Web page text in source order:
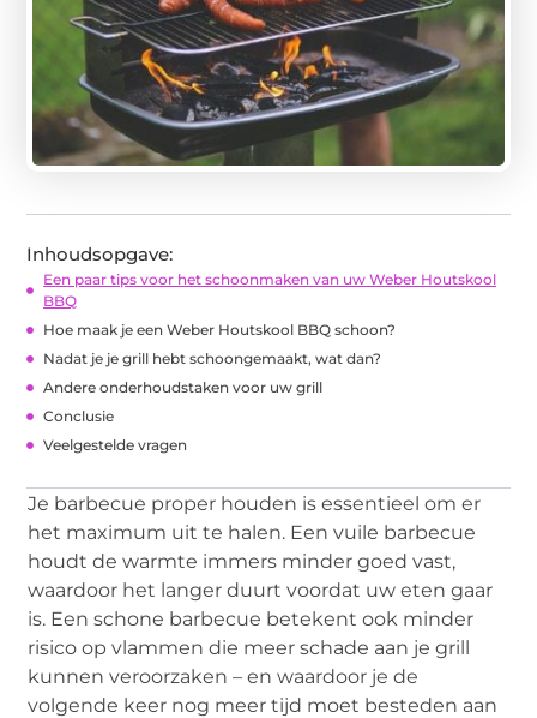
Inhoudsopgave:
Een paar tips voor het schoonmaken van uw Weber Houtskool
BBQ
Hoe maak je een Weber Houtskool BBQ schoon?
Nadat je je grill hebt schoongemaakt, wat dan?
Andere onderhoudstaken voor uw grill
Conclusie
Veelgestelde vragen
Je barbecue proper houden is essentieel om er
het maximum uit te halen. Een vuile barbecue
houdt de warmte immers minder goed vast,
waardoor het langer duurt voordat uw eten gaar
is. Een schone barbecue betekent ook minder
risico op vlammen die meer schade aan je grill
kunnen veroorzaken – en waardoor je de
volgende keer nog meer tijd moet besteden aan